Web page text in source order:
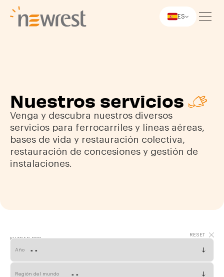
ES
Nuestros servicios
Venga y descubra nuestros diversos
servicios para ferrocarriles y líneas aéreas,
bases de vida y restauración colectiva,
restauración de concesiones y gestión de
instalaciones.
FILTRAR POR
Año
Región del mundo